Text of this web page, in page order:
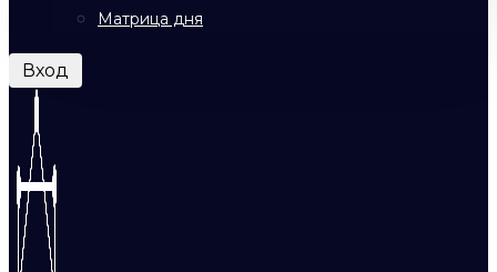
Матрица дня
Вход